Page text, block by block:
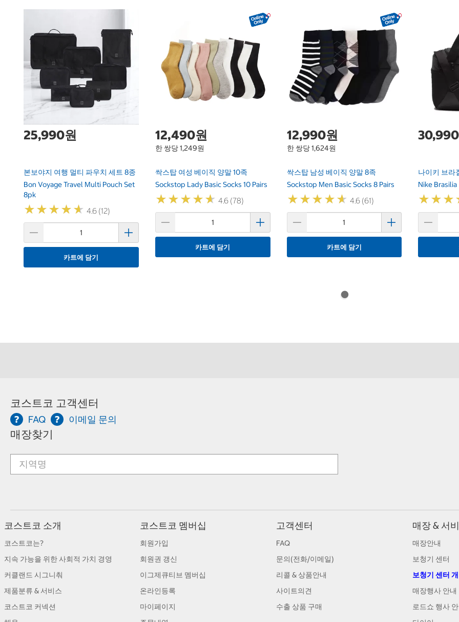
25,990원
본보야지 여행 멀티 파우치 세트 8종
Bon Voyage Travel Multi Pouch Set
8pk
★★★★★
★★★★★ 4.6 (12)
카트에 담기
12,490원
한 쌍당 1,249원
싹스탑 여성 베이직 양말 10족
Sockstop Lady Basic Socks 10 Pairs
★★★★★
★★★★★ 4.6 (78)
카트에 담기
12,990원
한 쌍당 1,624원
싹스탑 남성 베이직 양말 8족
Sockstop Men Basic Socks 8 Pairs
★★★★★
★★★★★ 4.6 (61)
카트에 담기
나이키 브라
Nike
★★★
★★★
코스트코 고객센터
FAQ 이메일 문의
매장찾기
코스트코 소개
코스트코는?
지속 가능을 위한 사회적 가치 경영
커클랜드 시그니춰
제품분류 & 서비스
코스트코 커넥션
코스트코 멤버십
회원가입
회원권 갱신
이그제큐티브 멤버십
온라인등록
마이페이지
고객센터
FAQ
문의(전화/이메일)
리콜 & 상품안내
사이트의견
수출 상품 구매
매장 & 서
매장안내
보청기 센터
보청기 센터
매장행사 안내
로드쇼 행사